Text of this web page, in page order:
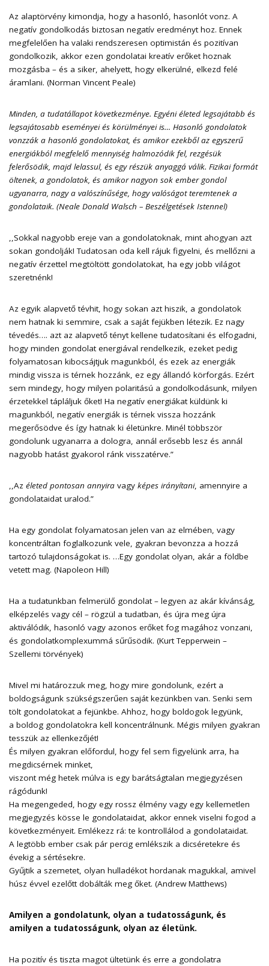
Az alaptörvény kimondja, hogy a hasonló, hasonlót vonz. A
negatív gondolkodás biztosan negatív eredményt hoz. Ennek
megfelelően ha valaki rendszeresen optimistán és pozitívan
gondolkozik, akkor ezen gondolatai kreatív erőket hoznak
mozgásba – és a siker, ahelyett, hogy elkerülné, elkezd felé
áramlani. (Norman Vincent Peale)
Minden, a tudatállapot következménye. Egyéni életed legsajátabb és
legsajátosabb eseményei és körülményei is… Hasonló gondolatok
vonzzák a hasonló gondolatokat, és amikor ezekből az egyszerű
energiákból megfelelő mennyiség halmozódik fel, rezgésük
felerősödik, majd lelassul, és egy részük anyaggá válik. Fizikai formát
öltenek, a gondolatok, és amikor nagyon sok ember gondol
ugyanarra, nagy a valószínűsége, hogy valóságot teremtenek a
gondolataik. (Neale Donald Walsch – Beszélgetések Istennel)
,,Sokkal nagyobb ereje van a gondolatoknak, mint ahogyan azt
sokan gondolják! Tudatosan oda kell rájuk figyelni, és mellőzni a
negatív érzettel megtöltött gondolatokat, ha egy jobb világot
szeretnénk!
Az egyik alapvető tévhit, hogy sokan azt hiszik, a gondolatok
nem hatnak ki semmire, csak a saját fejükben létezik. Ez nagy
tévedés…. azt az alapvető tényt kellene tudatosítani és elfogadni,
hogy minden gondolat energiával rendelkezik, ezeket pedig
folyamatosan kibocsájtjuk magunkból, és ezek az energiák
mindig vissza is térnek hozzánk, ez egy állandó körforgás. Ezért
sem mindegy, hogy milyen polaritású a gondolkodásunk, milyen
érzetekkel tápláljuk őket! Ha negatív energiákat küldünk ki
magunkból, negatív energiák is térnek vissza hozzánk
megerősödve és így hatnak ki életünkre. Minél többször
gondolunk ugyanarra a dologra, annál erősebb lesz és annál
nagyobb hatást gyakorol ránk visszatérve.”
,,Az életed pontosan annyira vagy képes irányítani, amennyire a
gondolataidat uralod.”
Ha egy gondolat folyamatosan jelen van az elmében, vagy
koncentráltan foglalkozunk vele, gyakran bevonzza a hozzá
tartozó tulajdonságokat is. …Egy gondolat olyan, akár a földbe
vetett mag. (Napoleon Hill)
Ha a tudatunkban felmerülő gondolat – legyen az akár kívánság,
elképzelés vagy cél – rögzül a tudatban, és újra meg újra
aktiválódik, hasonló vagy azonos erőket fog magához vonzani,
és gondolatkomplexummá sűrűsödik. (Kurt Tepperwein –
Szellemi törvények)
Mivel mi határozzuk meg, hogy mire gondolunk, ezért a
boldogságunk szükségszerűen saját kezünkben van. Senki sem
tölt gondolatokat a fejünkbe. Ahhoz, hogy boldogok legyünk,
a boldog gondolatokra kell koncentrálnunk. Mégis milyen gyakran
tesszük az ellenkezőjét!
És milyen gyakran előfordul, hogy fel sem figyelünk arra, ha
megdicsérnek minket,
viszont még hetek múlva is egy barátságtalan megjegyzésen
rágódunk!
Ha megengeded, hogy egy rossz élmény vagy egy kellemetlen
megjegyzés kösse le gondolataidat, akkor ennek viselni fogod a
következményeit. Emlékezz rá: te kontrollálod a gondolataidat.
A legtöbb ember csak pár percig emlékszik a dicséretekre és
évekig a sértésekre.
Gyűjtik a szemetet, olyan hulladékot hordanak magukkal, amivel
húsz évvel ezelőtt dobálták meg őket. (Andrew Matthews)
Amilyen a gondolatunk, olyan a tudatosságunk, és
amilyen a tudatosságunk, olyan az életünk.
Ha pozitív és tiszta magot ültetünk és erre a gondolatra